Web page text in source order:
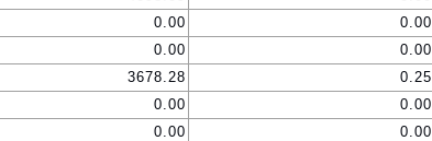
0.00
0.00
0.00
0.00
3678.28
0.25
0.00
0.00
0.00
0.00